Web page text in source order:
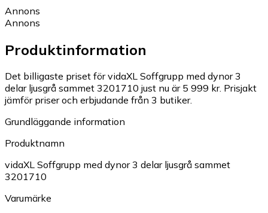
Annons
Annons
Produktinformation
Det billigaste priset för vidaXL Soffgrupp med dynor 3
delar ljusgrå sammet 3201710 just nu är 5 999 kr. Prisjakt
jämför priser och erbjudande från 3 butiker.
Grundläggande information
Produktnamn
vidaXL Soffgrupp med dynor 3 delar ljusgrå sammet
3201710
Varumärke